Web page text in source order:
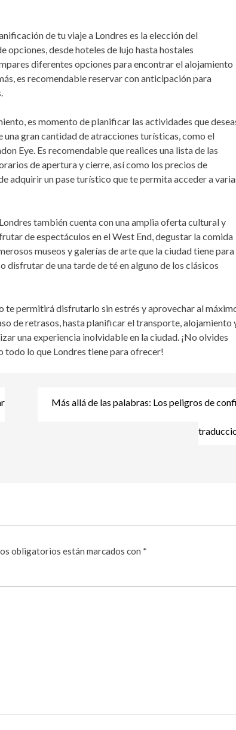
de tu viaje a Londres es la elección del
opciones, desde hoteles de lujo hasta hostales
diferentes opciones para encontrar el alojamiento
es recomendable reservar con anticipación para
es momento de planificar las actividades que
gran cantidad de atracciones turísticas, como el
Eye. Es recomendable que realices una lista de las
de apertura y cierre, así como los precios de
adquirir un pase turístico que te permita acceder a
también cuenta con una amplia oferta cultural y
de espectáculos en el West End, degustar la comida
museos y galerías de arte que la ciudad tiene para
de una tarde de té en alguno de los clásicos
te permitirá disfrutarlo sin estrés y aprovechar al
de retrasos, hasta planificar el transporte, alojamiento
una experiencia inolvidable en la ciudad. ¡No olvides
lo que Londres tiene para ofrecer!
Más allá de las palabras: Los peligros de
obligatorios están marcados con *